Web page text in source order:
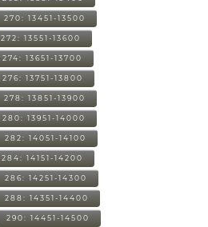
270: 13451-13500
272: 13551-13600
274: 13651-13700
276: 13751-13800
278: 13851-13900
280: 13951-14000
282: 14051-14100
284: 14151-14200
286: 14251-14300
288: 14351-14400
290: 14451-14500